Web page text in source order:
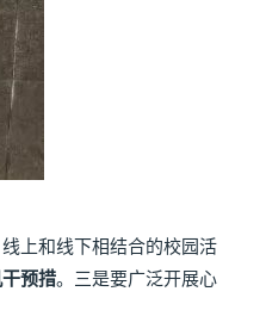
上和线下相结合的校园活
预措。三是要广泛开展心